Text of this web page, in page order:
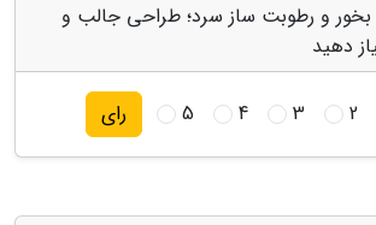
بخور و رطوبت ساز سرد؛ طراحی جالب و
دهید
2
3
4
5 رای